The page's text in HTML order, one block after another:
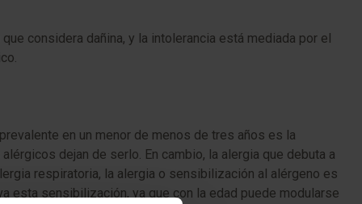
considera dañina, y la intolerancia está mediada por el
en un menor de menos de tres años es la
dejan de serlo. En cambio, la alergia que debuta a
respiratoria, la alergia o sensibilización al alérgeno es
esta sensibilización, ya que con la edad puede modularse